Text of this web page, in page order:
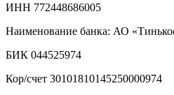
ИНН 772448686005
Наименование банка: АО
БИК 044525974
Кор/счет 30101810145250000974